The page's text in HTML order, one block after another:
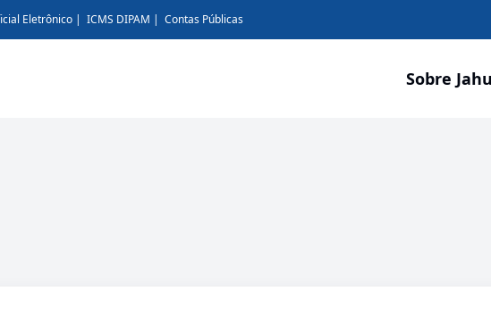
Eletrônico ICMS DIPAM Contas Públicas
Sobre Jahu